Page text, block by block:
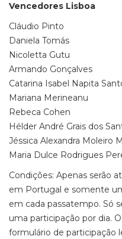
Vencedores Lisboa
Cláudio Pinto
Daniela Tomás
Nicoletta Gutu
Armando Gonçalves
Catarina Isabel Napita
Mariana Merineanu
Rebeca Cohen
Hélder André Grais dos
Jéssica Alexandra Moleiro
Maria Dulce Rodrigues
Condições: Apenas serão
em Portugal e somente
em cada passatempo. Só
uma participação por dia.
formulário de participação